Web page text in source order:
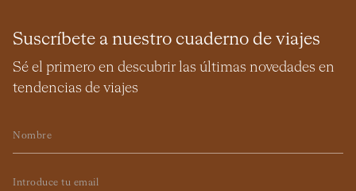
Suscríbete a nuestro cuaderno de viajes
Sé el primero en descubrir las últimas novedades en
tendencias de viajes